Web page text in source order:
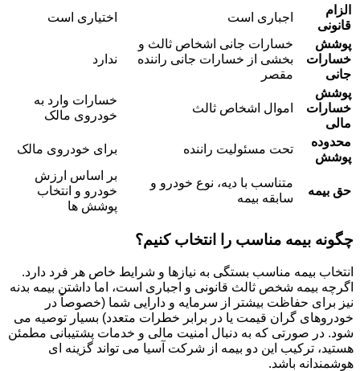
الزام
قانونی
اجباری است
اختیاری است
پوشش
خسارات
جانی
خسارات جانی اشخاص ثالث و
بخشی از خسارات جانی راننده
مقصر
ندارد
پوشش
خسارات
مالی
اموال اشخاص ثالث
خسارات وارد به
خودروی مالک
محدوده
پوشش
تحت مسئولیت راننده برای خودروی مالک
حق بیمه
متناسب با دیه، نوع خودرو و
سابقه بیمه
بر اساس ارزش
خودرو و انتخاب
پوشش ها
چگونه بیمه مناسب را انتخاب کنیم؟
انتخاب بیمه مناسب بستگی به نیازها و شرایط خاص هر فرد دارد.
اگرچه بیمه شخص ثالث قانونی و اجباری است، اما داشتن بیمه بدنه
نیز برای حفاظت بیشتر از سرمایه و دارایی شما (خصوصاً در
خودروهای گران قیمت یا در برابر خطرات متعدد) بسیار توصیه می
شود. در صورتی که به دنبال امنیت مالی و خدمات پشتیبانی مطمئن
هستید، ترکیب این دو بیمه از شرکت آسیا می تواند گزینه ای
هوشمندانه باشد.